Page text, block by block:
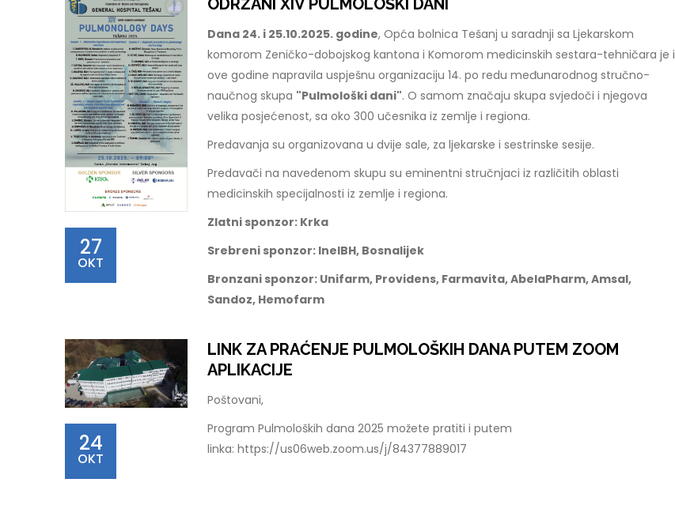
27
OKT
ODRŽANI XIV PULMOLOŠKI DANI
Dana 24. i 25.10.2025. godine, Opća bolnica Tešanj u saradnji sa Ljekarskom
komorom Zeničko-dobojskog kantona i Komorom medicinskih sestara-tehničara je i
ove godine napravila uspješnu organizaciju 14. po redu međunarodnog stručno-
naučnog skupa "Pulmološki dani". O samom značaju skupa svjedoči i njegova
velika posjećenost, sa oko 300 učesnika iz zemlje i regiona.
Predavanja su organizovana u dvije sale, za ljekarske i sestrinske sesije.
Predavači na navedenom skupu su eminentni stručnjaci iz različitih oblasti
medicinskih specijalnosti iz zemlje i regiona.
Zlatni sponzor: Krka
Srebreni sponzor: InelBH, Bosnalijek
Bronzani sponzor: Unifarm, Providens, Farmavita, AbelaPharm, Amsal,
Sandoz, Hemofarm
24
OKT
LINK ZA PRAĆENJE PULMOLOŠKIH DANA PUTEM ZOOM
APLIKACIJE
Poštovani,
Program Pulmoloških dana 2025 možete pratiti i putem
linka: https://us06web.zoom.us/j/84377889017